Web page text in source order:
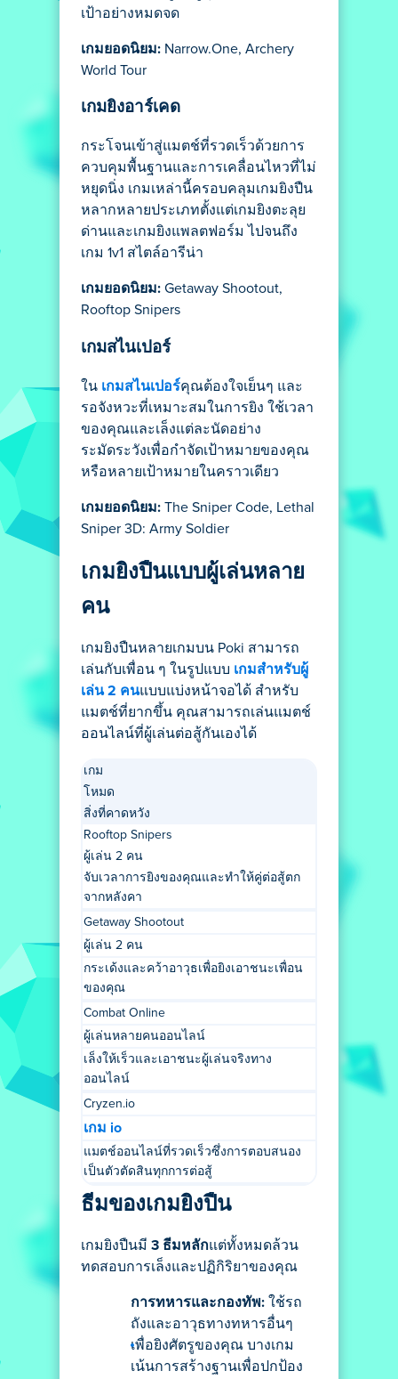
เป้าอย่างหมดจด
เกมยอดนิยม: Narrow.One, Archery
World Tour
เกมยิงอาร์เคด
กระโจนเข้าสู่แมตช์ที่รวดเร็วด้วยการ
ควบคุมพื้นฐานและการเคลื่อนไหวที่ไม่
หยุดนิ่ง เกมเหล่านี้ครอบคลุมเกมยิงปืน
หลากหลายประเภทตั้งแต่เกมยิงตะลุย
ด่านและเกมยิงแพลตฟอร์ม ไปจนถึง
เกม 1v1 สไตล์อารีน่า
เกมยอดนิยม: Getaway Shootout,
Rooftop Snipers
เกมสไนเปอร์
ใน เกมสไนเปอร์คุณต้องใจเย็นๆ และ
รอจังหวะที่เหมาะสมในการยิง ใช้เวลา
ของคุณและเล็งแต่ละนัดอย่าง
ระมัดระวังเพื่อกำจัดเป้าหมายของคุณ
หรือหลายเป้าหมายในคราวเดียว
เกมยอดนิยม: The Sniper Code, Lethal
Sniper 3D: Army Soldier
เกมยิงปืนแบบผู้เล่นหลาย
คน
เกมยิงปืนหลายเกมบน Poki สามารถ
เล่นกับเพื่อน ๆ ในรูปแบบ เกมสำหรับผู้
เล่น 2 คนแบบแบ่งหน้าจอได้ สำหรับ
แมตช์ที่ยากขึ้น คุณสามารถเล่นแมตช์
ออนไลน์ที่ผู้เล่นต่อสู้กันเองได้
เกม
โหมด
สิ่งที่คาดหวัง
Rooftop Snipers
ผู้เล่น 2 คน
จับเวลาการยิงของคุณและทำให้คู่ต่อสู้ตก
จากหลังคา
Getaway Shootout
ผู้เล่น 2 คน
กระเด้งและคว้าอาวุธเพื่อยิงเอาชนะเพื่อน
ของคุณ
Combat Online
ผู้เล่นหลายคนออนไลน์
เล็งให้เร็วและเอาชนะผู้เล่นจริงทาง
ออนไลน์
Cryzen.io
เกม io
แมตช์ออนไลน์ที่รวดเร็วซึ่งการตอบสนอง
เป็นตัวตัดสินทุกการต่อสู้
ธีมของเกมยิงปืน
เกมยิงปืนมี 3 ธีมหลักแต่ทั้งหมดล้วน
ทดสอบการเล็งและปฏิกิริยาของคุณ
การทหารและกองทัพ: ใช้รถ
ถังและอาวุธทางทหารอื่นๆ
เพื่อยิงศัตรูของคุณ บางเกม
เน้นการสร้างฐานเพื่อปกป้อง